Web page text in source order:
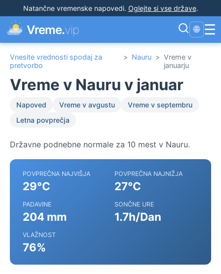
Natančne vremenske napovedi. Oglejte si vse države.
Vreme.vip 🌐 ☰
Vnesite vrednosti spodaj za
pretvorbo
> Nauru > Vreme v
januarju
Vreme v Nauru v januar
Napoved Vreme v avgustu
Vreme v septembru
Letna povprečja
Državne podnebne normale za 10 mest v Nauru.
POVPREČNA NAJVIŠJA
29°C
POVPREČNA NAJNIŽJA
27°C
PADAVINE
204 mm
SONČNE URE
1.7h/Dan
VLAŽNOST
76%